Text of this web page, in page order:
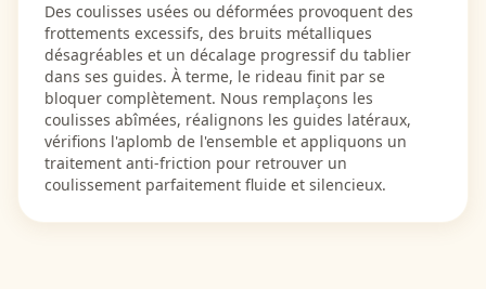
Des coulisses usées ou déformées provoquent des
frottements excessifs, des bruits métalliques
désagréables et un décalage progressif du tablier
dans ses guides. À terme, le rideau finit par se
bloquer complètement. Nous remplaçons les
coulisses abîmées, réalignons les guides latéraux,
vérifions l'aplomb de l'ensemble et appliquons un
traitement anti-friction pour retrouver un
coulissement parfaitement fluide et silencieux.